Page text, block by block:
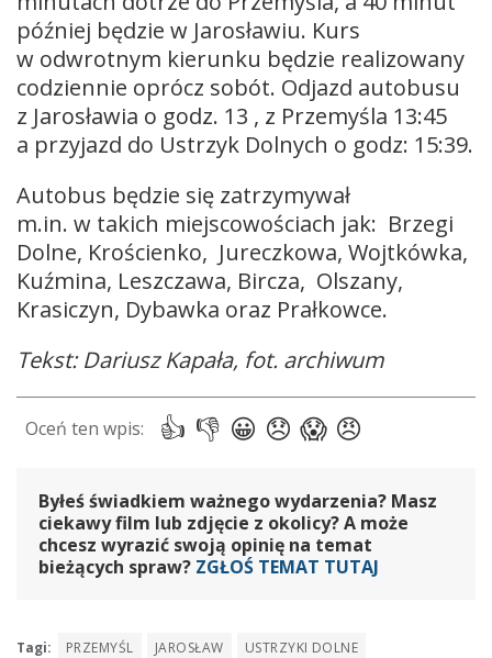
później będzie w Jarosławiu. Kurs
w odwrotnym kierunku będzie realizowany
codziennie oprócz sobót. Odjazd autobusu
z Jarosławia o godz. 13 , z Przemyśla 13:45
a przyjazd do Ustrzyk Dolnych o godz: 15:39.
Autobus będzie się zatrzymywał
m.in. w takich miejscowościach jak: Brzegi
Dolne, Krościenko, Jureczkowa, Wojtkówka,
Kuźmina, Leszczawa, Bircza, Olszany,
Krasiczyn, Dybawka oraz Prałkowce.
Tekst: Dariusz Kapała, fot. archiwum
Byłeś świadkiem ważnego wydarzenia? Masz
ciekawy film lub zdjęcie z okolicy? A może
chcesz wyrazić swoją opinię na temat
bieżących spraw? ZGŁOŚ TEMAT TUTAJ
Tagi: PRZEMYŚL JAROSŁAW USTRZYKI DOLNE